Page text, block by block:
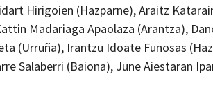
Hirigoien (Hazparne), Araitz
Madariaga Apaolaza (Arantza),
(Urruña), Irantzu Idoate Funosas
Salaberri (Baiona), June Aiestaran